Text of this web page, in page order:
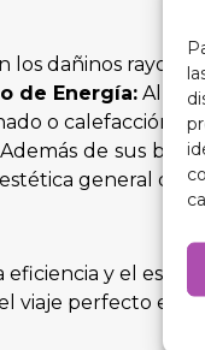
los dañinos rayos
de Energía: Al
o calefacción
Además de sus
general del
y el
viaje perfecto en